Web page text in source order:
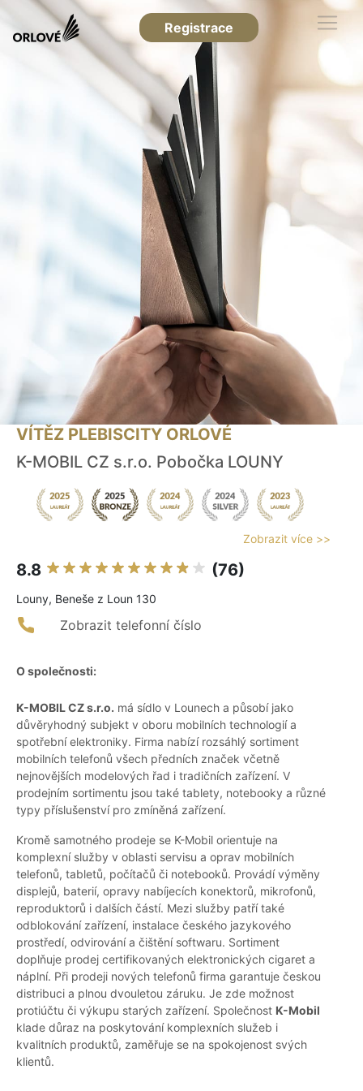
Registrace
VÍTĚZ PLEBISCITY ORLOVÉ
K-MOBIL CZ s.r.o. Pobočka LOUNY
Zobrazit více >>
8.8 (76)
Louny, Beneše z Loun 130
Zobrazit telefonní číslo
O společnosti:
K-MOBIL CZ s.r.o. má sídlo v Lounech a působí jako
důvěryhodný subjekt v oboru mobilních technologií a
spotřební elektroniky. Firma nabízí rozsáhlý sortiment
mobilních telefonů všech předních značek včetně
nejnovějších modelových řad i tradičních zařízení. V
prodejním sortimentu jsou také tablety, notebooky a různé
typy příslušenství pro zmíněná zařízení.
Kromě samotného prodeje se K-Mobil orientuje na
komplexní služby v oblasti servisu a oprav mobilních
telefonů, tabletů, počítačů či notebooků. Provádí výměny
displejů, baterií, opravy nabíjecích konektorů, mikrofonů,
reproduktorů i dalších částí. Mezi služby patří také
odblokování zařízení, instalace českého jazykového
prostředí, odvirování a čištění softwaru. Sortiment
doplňuje prodej certifikovaných elektronických cigaret a
náplní. Při prodeji nových telefonů firma garantuje českou
distribuci a plnou dvouletou záruku. Je zde možnost
protiúčtu či výkupu starých zařízení. Společnost K-Mobil
klade důraz na poskytování komplexních služeb i
kvalitních produktů, zaměřuje se na spokojenost svých
klientů.